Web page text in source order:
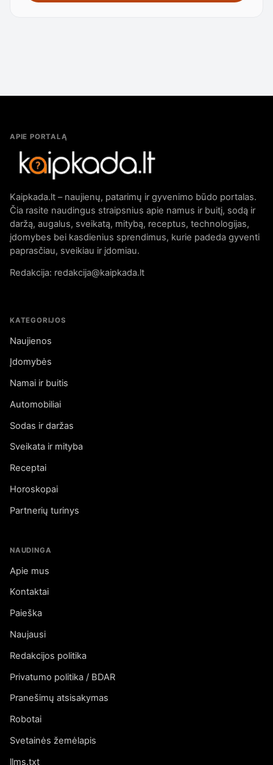
APIE PORTALĄ
Kaipkada.lt – naujienų, patarimų ir gyvenimo būdo portalas.
Čia rasite naudingus straipsnius apie namus ir buitį, sodą ir
daržą, augalus, sveikatą, mitybą, receptus, technologijas,
įdomybes bei kasdienius sprendimus, kurie padeda gyventi
paprasčiau, sveikiau ir įdomiau.
Redakcija: redakcija@kaipkada.lt
KATEGORIJOS
Naujienos
Įdomybės
Namai ir buitis
Automobiliai
Sodas ir daržas
Sveikata ir mityba
Receptai
Horoskopai
Partnerių turinys
NAUDINGA
Apie mus
Kontaktai
Paieška
Naujausi
Redakcijos politika
Privatumo politika / BDAR
Pranešimų atsisakymas
Robotai
Svetainės žemėlapis
llms.txt